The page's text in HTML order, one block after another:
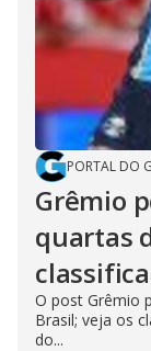
PORTAL DO
Grêmio
quartas
O post Grêmio
Brasil; veja os
do...